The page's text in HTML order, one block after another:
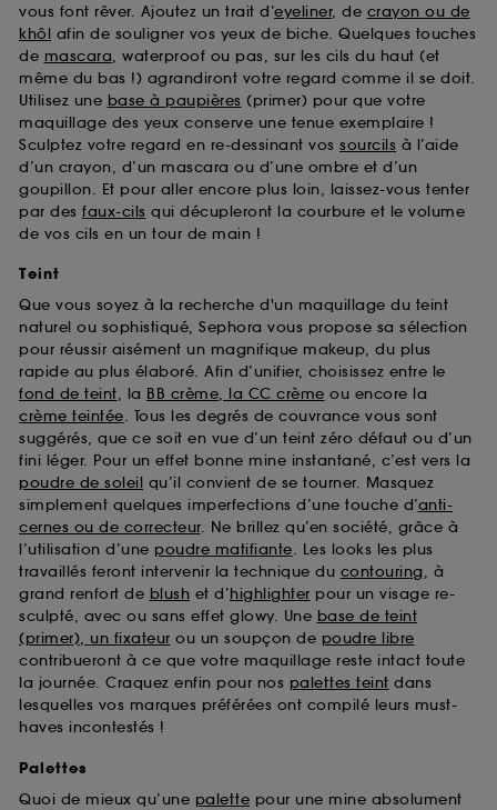
vous font rêver. Ajoutez un trait d’eyeliner, de crayon ou de
khôl afin de souligner vos yeux de biche. Quelques touches
de mascara, waterproof ou pas, sur les cils du haut (et
même du bas !) agrandiront votre regard comme il se doit.
Utilisez une base à paupières (primer) pour que votre
maquillage des yeux conserve une tenue exemplaire !
Sculptez votre regard en re-dessinant vos sourcils à l’aide
d’un crayon, d’un mascara ou d’une ombre et d’un
goupillon. Et pour aller encore plus loin, laissez-vous tenter
par des faux-cils qui décupleront la courbure et le volume
de vos cils en un tour de main !
Teint
Que vous soyez à la recherche d'un maquillage du teint
naturel ou sophistiqué, Sephora vous propose sa sélection
pour réussir aisément un magnifique makeup, du plus
rapide au plus élaboré. Afin d’unifier, choisissez entre le
fond de teint, la BB crème, la CC crème ou encore la
crème teintée. Tous les degrés de couvrance vous sont
suggérés, que ce soit en vue d’un teint zéro défaut ou d’un
fini léger. Pour un effet bonne mine instantané, c’est vers la
poudre de soleil qu’il convient de se tourner. Masquez
simplement quelques imperfections d’une touche d’anti-
cernes ou de correcteur. Ne brillez qu’en société, grâce à
l’utilisation d’une poudre matifiante. Les looks les plus
travaillés feront intervenir la technique du contouring, à
grand renfort de blush et d’highlighter pour un visage re-
sculpté, avec ou sans effet glowy. Une base de teint
(primer), un fixateur ou un soupçon de poudre libre
contribueront à ce que votre maquillage reste intact toute
la journée. Craquez enfin pour nos palettes teint dans
lesquelles vos marques préférées ont compilé leurs must-
haves incontestés !
Palettes
Quoi de mieux qu’une palette pour une mine absolument